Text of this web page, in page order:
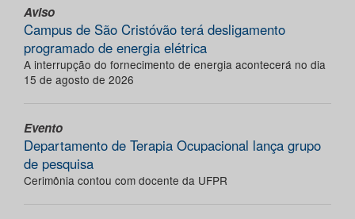
Aviso
Campus de São Cristóvão terá desligamento
programado de energia elétrica
A interrupção do fornecimento de energia acontecerá no dia
15 de agosto de 2026
Evento
Departamento de Terapia Ocupacional lança grupo
de pesquisa
Cerimônia contou com docente da UFPR